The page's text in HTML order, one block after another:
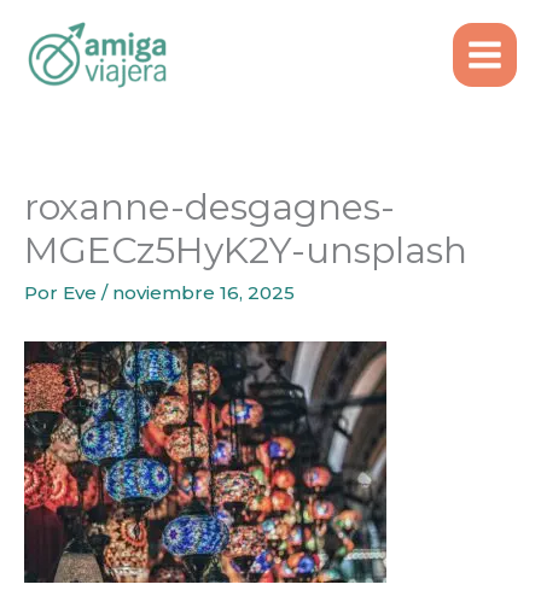
contenido
Turquía: Estambul y Capadocia en 6 noches
roxanne-desgagnes-MGECz5HyK2Y-unsplash
roxanne-desgagnes-
MGECz5HyK2Y-unsplash
Por Eve / noviembre 16, 2025